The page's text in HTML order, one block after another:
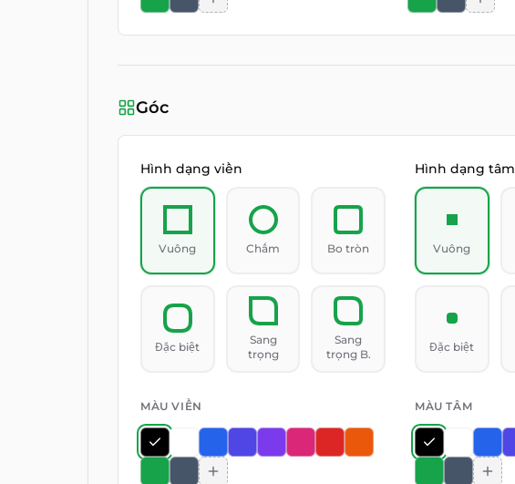
Góc
Hình dạng viền
Vuông Chấm Bo tròn
Đặc biệt
Sang
trọng
Sang
trọng B.
MÀU VIỀN
Hình dạng tâm
Vuông
Đặc biệt
MÀU TÂM